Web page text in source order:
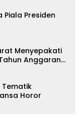
Piala Presiden
Menyepakati
Anggaran
Tematik
Horor